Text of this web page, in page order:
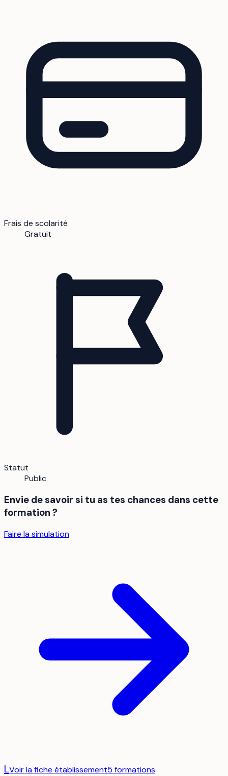
Frais de scolarité
Gratuit
Statut
Public
Envie de savoir si tu as tes chances dans cette
formation ?
Faire la simulation
LVoir la fiche établissement5 formations